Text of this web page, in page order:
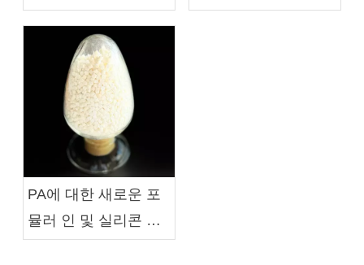
PA에 대한 새로운 포
뮬러 인 및 실리콘 기